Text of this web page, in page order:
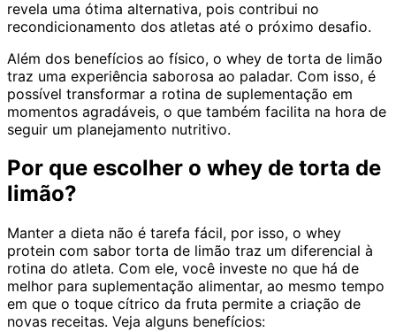
revela uma ótima alternativa, pois contribui no
recondicionamento dos atletas até o próximo desafio.
Além dos benefícios ao físico, o whey de torta de limão
traz uma experiência saborosa ao paladar. Com isso, é
possível transformar a rotina de suplementação em
momentos agradáveis, o que também facilita na hora de
seguir um planejamento nutritivo.
Por que escolher o whey de torta de
limão?
Manter a dieta não é tarefa fácil, por isso, o whey
protein com sabor torta de limão traz um diferencial à
rotina do atleta. Com ele, você investe no que há de
melhor para suplementação alimentar, ao mesmo tempo
em que o toque cítrico da fruta permite a criação de
novas receitas. Veja alguns benefícios: